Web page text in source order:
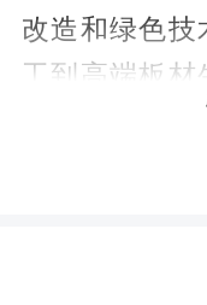
改造和绿色技
工到高端板
品广泛应用于
前沿技术与